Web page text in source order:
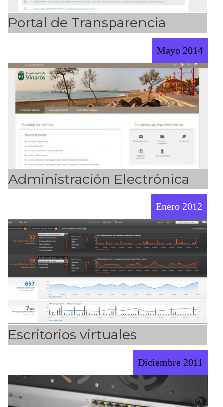
Portal de Transparencia
Mayo 2014
Administración Electrónica
Enero 2012
Escritorios virtuales
Diciembre 2011